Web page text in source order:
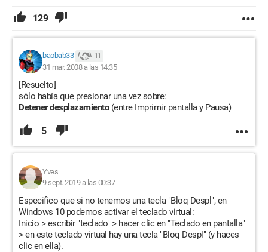
129
baobab33 11
31 mar. 2008 a las 14:35
[Resuelto]
sólo había que presionar una vez sobre:
Detener desplazamiento(entre Imprimir pantalla y Pausa)
5
Yves
9 sept. 2019 a las 00:37
Especifico que si no tenemos una tecla "Bloq Despl", en
Windows 10 podemos activar el teclado virtual:
Inicio > escribir "teclado" > hacer clic en "Teclado en pantalla"
> en este teclado virtual hay una tecla "Bloq Despl" (y haces
clic en ella).